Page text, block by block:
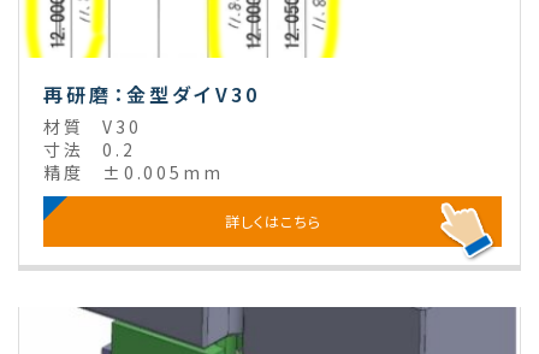
再研磨：金型ダイV30
材質
V30
寸法
0.2
精度
±0.005mm
詳しくはこちら